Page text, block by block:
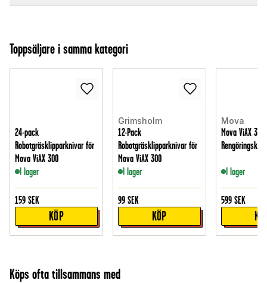
Toppsäljare i samma kategori
24-pack
Robotgräsklipparknivar för
Mova ViAX 300
I lager
159 SEK
KÖP
Grimsholm
12-Pack
Robotgräsklipparknivar för
Mova ViAX 300
I lager
99 SEK
KÖP
Mova
Mova ViAX 300
Rengöringskit
I lager
599 SEK
Köps ofta tillsammans med